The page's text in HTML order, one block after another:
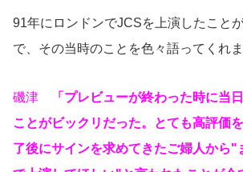
91年にロンドンでJCSを上演したこと
で、その当時のことを色々語ってくれま
磯津
「プレビューが終わった時に当
ことがビックリだった。とても高評価
了後にサインを求めてきたご婦人から"